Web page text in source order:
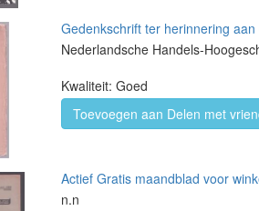
Gedenkschrift ter herinnering
Nederlandsche Handels-
Kwaliteit: Goed
Toevoegen aan Delen met
Actief Gratis maandblad voor
n.n